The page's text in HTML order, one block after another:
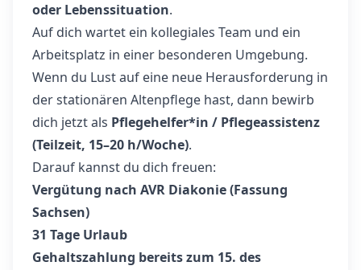
oder Lebenssituation.
Auf dich wartet ein kollegiales Team und ein
Arbeitsplatz in einer besonderen Umgebung.
Wenn du Lust auf eine neue Herausforderung in
der stationären Altenpflege hast, dann bewirb
dich jetzt als Pflegehelfer*in / Pflegeassistenz
(Teilzeit, 15–20 h/Woche).
Darauf kannst du dich freuen:
Vergütung nach AVR Diakonie (Fassung
Sachsen)
31 Tage Urlaub
Gehaltszahlung bereits zum 15. des